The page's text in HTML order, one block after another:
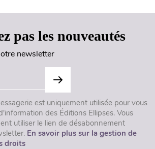
pas les nouveautés
newsletter
est uniquement utilisée pour vous
des Éditions Ellipses. Vous
utiliser le lien de désabonnement
En savoir plus sur la gestion de
droits